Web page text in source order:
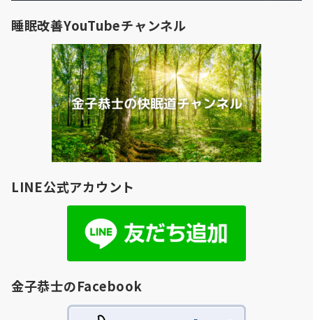
睡眠改善YouTubeチャンネル
LINE公式アカウント
金子恭士のFacebook